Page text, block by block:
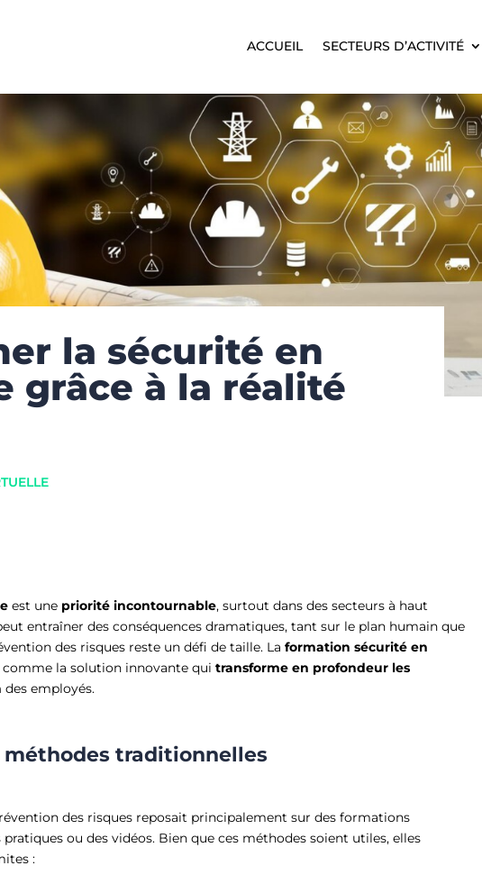
ACCUEIL SECTEURS D’ACTIVITÉ
ACCUEIL SECTEURS D’ACTIVITÉ
la sécurité en
grâce à la réalité
est une priorité incontournable, surtout dans des secteurs à haut
entraîner des conséquences dramatiques, tant sur le plan humain que
des risques reste un défi de taille. La formation sécurité en
comme la solution innovante qui transforme en profondeur les
des employés.
méthodes traditionnelles
des risques reposait principalement sur des formations
ou des vidéos. Bien que ces méthodes soient utiles, elles
: